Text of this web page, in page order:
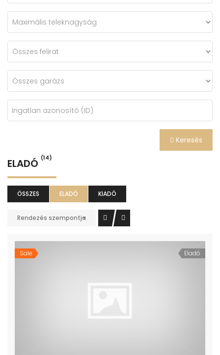
Keresés
ELADÓ (14)
ÖSSZES ELADÓ KIADÓ
Rendezés szempontja
Sale Eladó